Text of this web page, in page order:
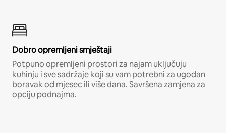
Dobro opremljeni smještaji
Potpuno opremljeni prostori za najam uključuju
kuhinju i sve sadržaje koji su vam potrebni za ugodan
boravak od mjesec ili više dana. Savršena zamjena za
opciju podnajma.